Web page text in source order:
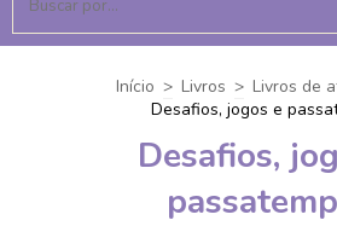
Início > Livros > Livros de
Desafios, jogos e
Desafios,